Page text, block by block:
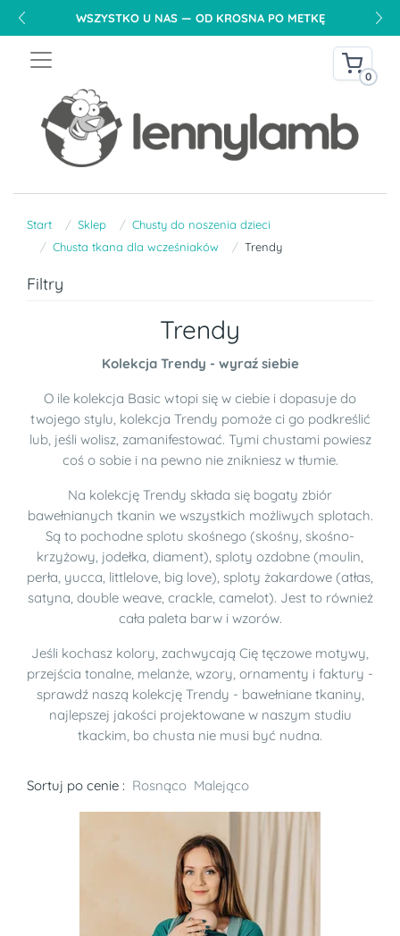
WSZYSTKO U NAS — OD KROSNA PO METKĘ
0
Start Sklep
Chusty do noszenia dzieci
Chusta tkana dla wcześniaków
Trendy
Filtry
Trendy
Kolekcja Trendy - wyraź siebie
O ile kolekcja Basic wtopi się w ciebie i dopasuje do
twojego stylu, kolekcja Trendy pomoże ci go podkreślić
lub, jeśli wolisz, zamanifestować. Tymi chustami powiesz
coś o sobie i na pewno nie znikniesz w tłumie.
Na kolekcję Trendy składa się bogaty zbiór
bawełnianych tkanin we wszystkich możliwych splotach.
Są to pochodne splotu skośnego (skośny, skośno-
krzyżowy, jodełka, diament), sploty ozdobne (moulin,
perła, yucca, littlelove, big love), sploty żakardowe (atłas,
satyna, double weave, crackle, camelot). Jest to również
cała paleta barw i wzorów.
Jeśli kochasz kolory, zachwycają Cię tęczowe motywy,
przejścia tonalne, melanże, wzory, ornamenty i faktury -
sprawdź naszą kolekcję Trendy - bawełniane tkaniny,
najlepszej jakości projektowane w naszym studiu
tkackim, bo chusta nie musi być nudna.
Sortuj po cenie : Rosnąco Malejąco